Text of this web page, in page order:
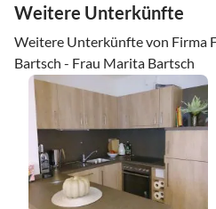
Weitere Unterkünfte
Weitere Unterkünfte von Firma
Bartsch - Frau Marita Bartsch